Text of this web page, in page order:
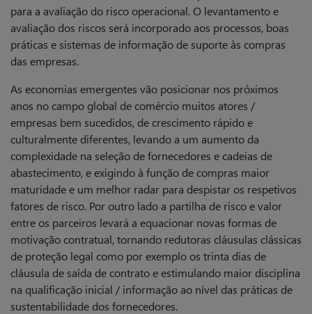
para a avaliação do risco operacional. O levantamento e
avaliação dos riscos será incorporado aos processos, boas
práticas e sistemas de informação de suporte às compras
das empresas.
As economias emergentes vão posicionar nos próximos
anos no campo global de comércio muitos atores /
empresas bem sucedidos, de crescimento rápido e
culturalmente diferentes, levando a um aumento da
complexidade na seleção de fornecedores e cadeias de
abastecimento, e exigindo à função de compras maior
maturidade e um melhor radar para despistar os respetivos
fatores de risco. Por outro lado a partilha de risco e valor
entre os parceiros levará a equacionar novas formas de
motivação contratual, tornando redutoras cláusulas clássicas
de proteção legal como por exemplo os trinta dias de
cláusula de saída de contrato e estimulando maior disciplina
na qualificação inicial / informação ao nível das práticas de
sustentabilidade dos fornecedores.